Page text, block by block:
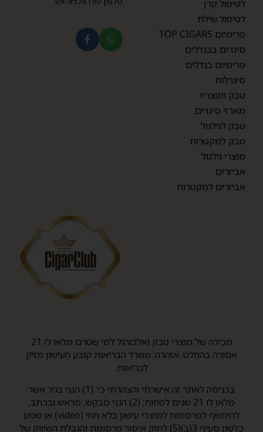
לטיפול קרן
לטיפול שילת
פרימיום TOP CIGARS
סיגרים בבנדלים
פרימיום בנדלים
סיגרלות
טבק ומוצריו
מארזי סיגרים
טבק לגילגול
טבק למקטרות
מוצרי גילגול
אביזרים
אביזרים למקטרות
מכירה של מוצרי טבק ואלכוהול למי שטרם מלאו לו 21
אסורה בהחלט. אזהרה: משרד הבריאות קובע העישון מזיק
לבריאות.
בכניסה לאתר זה אישרתי והצהרתי כי: (1) הנני בגיר אשר
מלאו לו 21 שנים לפחות; (2) הנני מבקש, מראש ובכתב,
להיחשף לפרסומת למוצרי עישון בלא חוזי (video) או שמע
כלשון סעיף 3(ב)(5) לחוק איסור פרסומת והגבלת השיווק של